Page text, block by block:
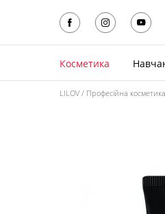
Косметика
LILOV Професійна косметика